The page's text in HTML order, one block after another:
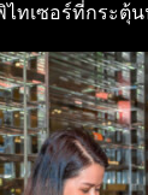
ทเซอร์ที่กระตุ้น